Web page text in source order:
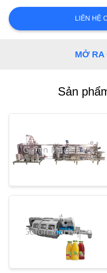
KIỂM
CHÚNG
TÔI
TIN
CÁC
HỢP
LIÊN HỆ
MỞ RA
Sản